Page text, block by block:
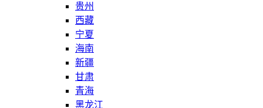
贵州
西藏
宁夏
海南
新疆
甘肃
青海
黑龙江